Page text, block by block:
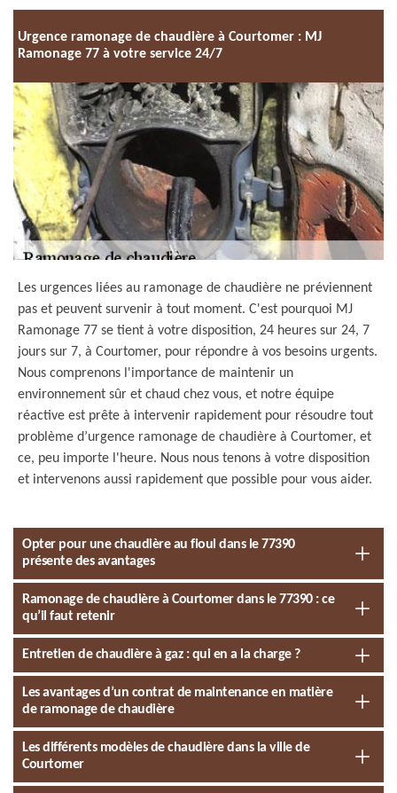
Urgence ramonage de chaudière à Courtomer : MJ
Ramonage 77 à votre service 24/7
Les urgences liées au ramonage de chaudière ne préviennent
pas et peuvent survenir à tout moment. C'est pourquoi MJ
Ramonage 77 se tient à votre disposition, 24 heures sur 24, 7
jours sur 7, à Courtomer, pour répondre à vos besoins urgents.
Nous comprenons l'importance de maintenir un
environnement sûr et chaud chez vous, et notre équipe
réactive est prête à intervenir rapidement pour résoudre tout
problème d’urgence ramonage de chaudière à Courtomer, et
ce, peu importe l'heure. Nous nous tenons à votre disposition
et intervenons aussi rapidement que possible pour vous aider.
Opter pour une chaudière au fioul dans le 77390
présente des avantages
Ramonage de chaudière à Courtomer dans le 77390 : ce
qu’il faut retenir
Entretien de chaudière à gaz : qui en a la charge ?
Les avantages d’un contrat de maintenance en matière
de ramonage de chaudière
Les différents modèles de chaudière dans la ville de
Courtomer